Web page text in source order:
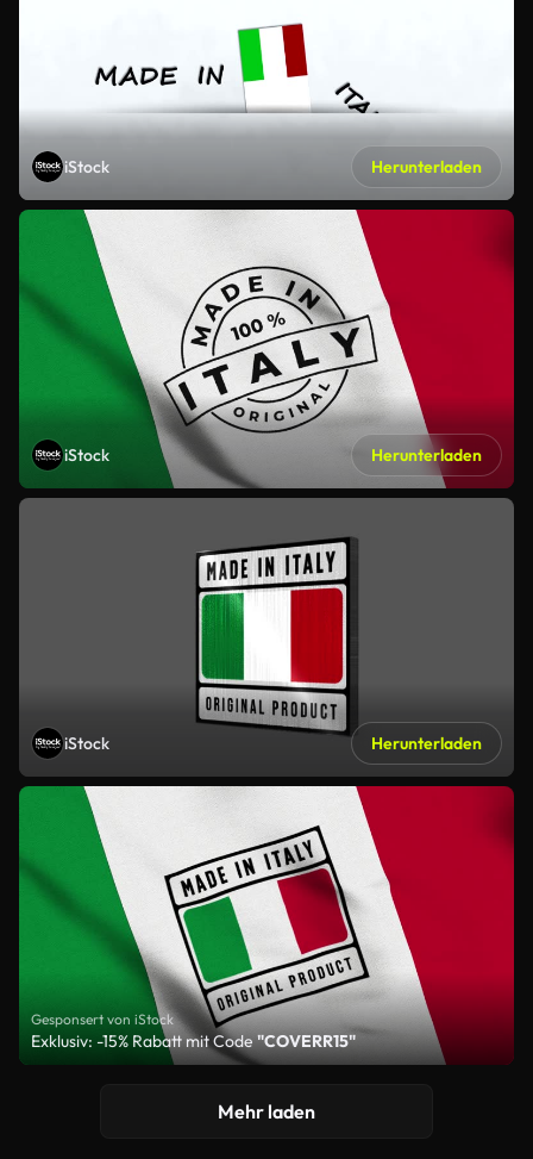
iStock Herunterladen
iStock Herunterladen
iStock Herunterladen
Gesponsert von iStock
Exklusiv: -15% Rabatt mit Code"COVERR15"
Mehr laden